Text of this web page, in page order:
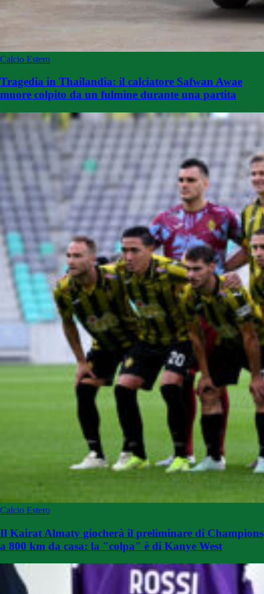
Calcio Estero
Tragedia in Thailandia: il calciatore Safwan Awae
muore colpito da un fulmine durante una partita
Calcio Estero
Il Kairat Almaty giocherà il preliminare di Champions
a 800 km da casa: la "colpa" è di Kanye West